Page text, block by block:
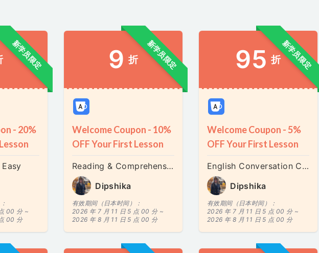
新学员限定
- 20%
00 分 ~
00 分
新学员限定
9 折
Welcome Coupon - 10%
OFF Your First Lesson
Reading & Comprehension Master
Dipshika
有效期间（日本时间）：
2026 年 7 月 11 日 5 点 00 分 ~
2026 年 8 月 11 日 5 点 00 分
新学员限定
95 折
Welcome Coupon - 5%
OFF Your First Lesson
English Conversation Club
Dipshika
有效期间（日本时间）：
2026 年 7 月 11 日 5 点 00 分 ~
2026 年 8 月 11 日 5 点 00 分